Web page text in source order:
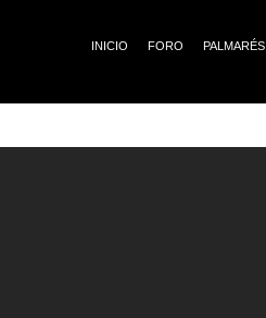
INICIO FORO PALMARÉS